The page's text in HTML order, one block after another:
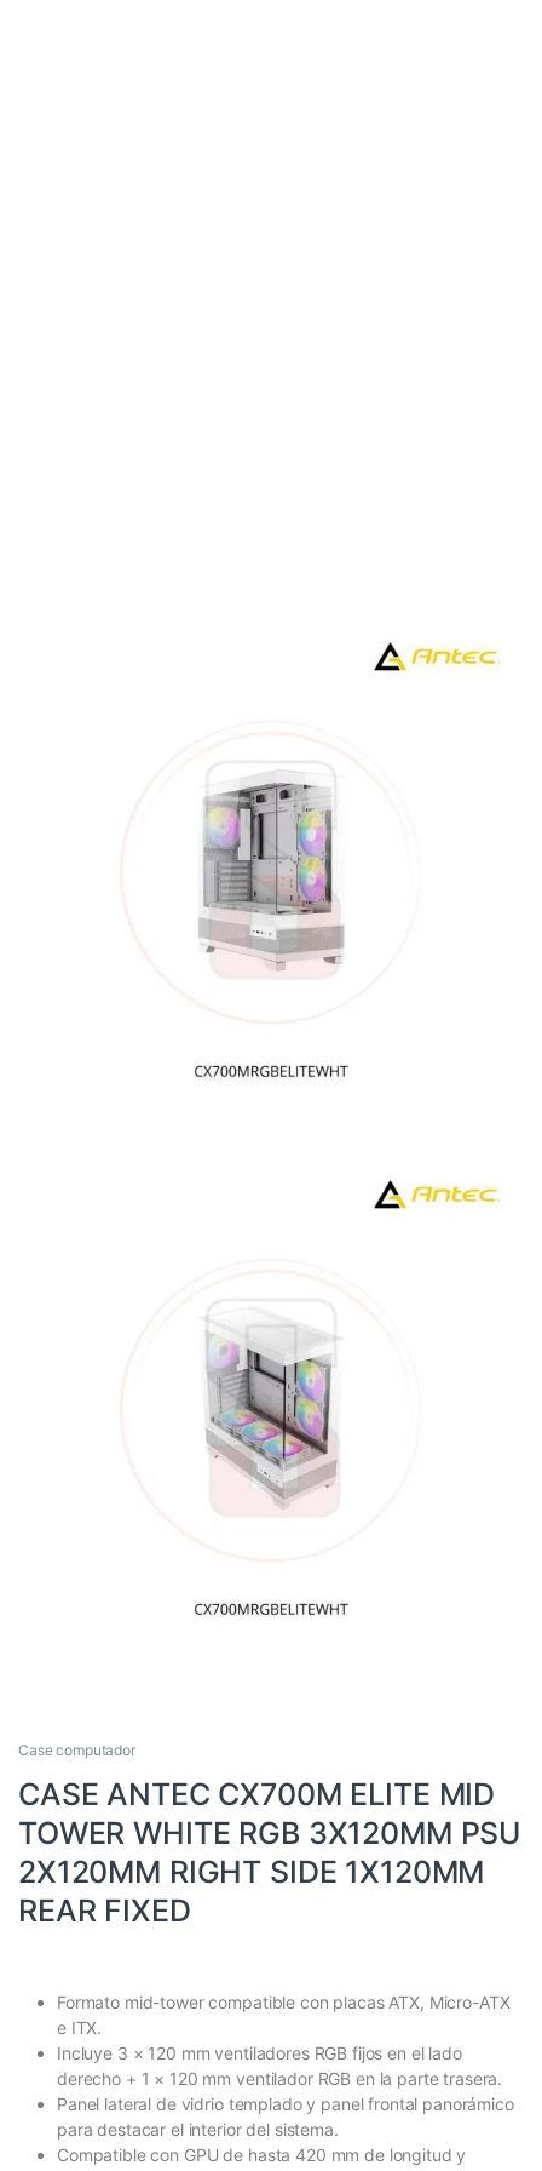
Case computador
CASE ANTEC CX700M ELITE MID
TOWER WHITE RGB 3X120MM PSU
2X120MM RIGHT SIDE 1X120MM
REAR FIXED
Formato mid-tower compatible con placas ATX, Micro-ATX
e ITX.
Incluye 3 × 120 mm ventiladores RGB fijos en el lado
derecho + 1 × 120 mm ventilador RGB en la parte trasera.
Panel lateral de vidrio templado y panel frontal panorámico
para destacar el interior del sistema.
Compatible con GPU de hasta 420 mm de longitud y